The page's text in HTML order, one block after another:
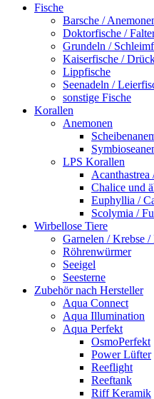
Fische
Barsche /
Doktorfische /
Grundeln /
Kaiserfische /
Lippfische
Seenadeln /
sonstige Fische
Korallen
Anemonen
LPS Korallen
Chalice und
Euphyllia /
Scolymia /
Wirbellose Tiere
Garnelen / Krebse /
Röhrenwürmer
Seeigel
Seesterne
Zubehör nach Hersteller
Aqua Connect
Aqua Illumination
Aqua Perfekt
OsmoPerfekt
Power Lüfter
Reeflight
Reeftank
Riff Keramik